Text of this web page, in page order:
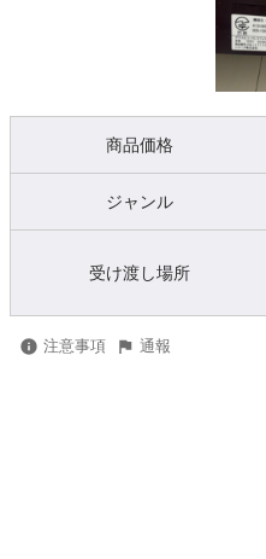
商品価格
ジャンル
受け渡し場所
注意事項 通報